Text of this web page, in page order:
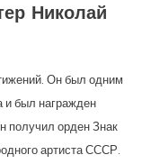
Николай
Он был одним
и был награжден
получил орден Знак
артиста СССР.